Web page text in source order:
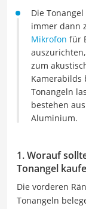
Die
immer dann
Mikrofon für
zum
Kamerabilds
Tonangeln
bestehen
Aluminium.
1. Worauf
Tonangel
Die vorderen
Tonangeln